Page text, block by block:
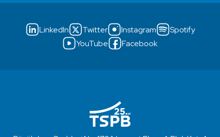
LinkedIn Twitter Instagram
Spotify
YouTube
Facebook